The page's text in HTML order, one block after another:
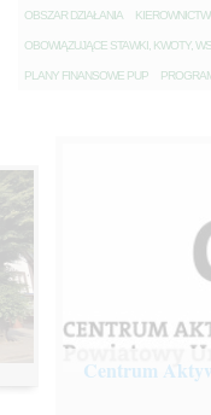
OBSZAR DZIAŁANIA K
OBOWIĄZUJĄCE STAWKI, KWOTY,
PLANY FINANSOWE PUP P
Centrum